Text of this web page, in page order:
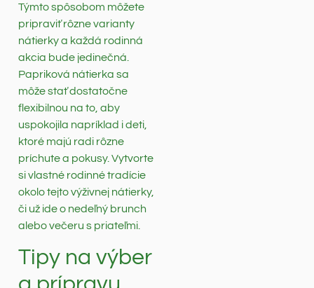
Týmto spôsobom môžete
pripraviť rôzne varianty
nátierky a každá rodinná
akcia bude jedinečná.
Papriková nátierka sa
môže stať dostatočne
flexibilnou na to, aby
uspokojila napríklad i deti,
ktoré majú radi rôzne
príchute a pokusy. Vytvorte
si vlastné rodinné tradície
okolo tejto výživnej nátierky,
či už ide o nedeľný brunch
alebo večeru s priateľmi.
Tipy na výber